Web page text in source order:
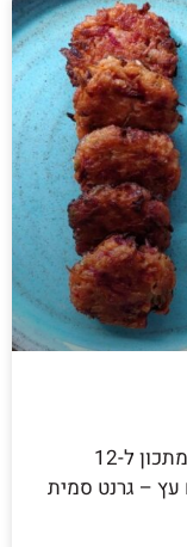
לביבות טעימות – טבעוני וללא גלוטן מתכון ל-12
1 תפוח עץ – גרנט סמית